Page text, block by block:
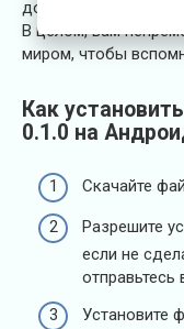
добавились хоррор
В целом, вам
миром, чтобы
Как
0.1.0 на
Скачайте
Разрешите
если не
отправьтесь
Установите